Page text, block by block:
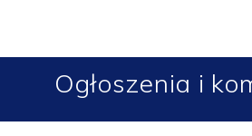
Ogłoszenia i